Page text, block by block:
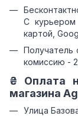
С курьером
картой,
Получатель
комиссию -
₴ Оплата
магазина
Улица